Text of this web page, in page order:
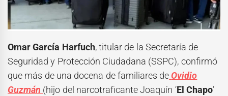
Omar García Harfuch, titular de la Secretaría de
Seguridad y Protección Ciudadana (SSPC), confirmó
que más de una docena de familiares de Ovidio
Guzmán (hijo del narcotraficante Joaquín ‘El Chapo’